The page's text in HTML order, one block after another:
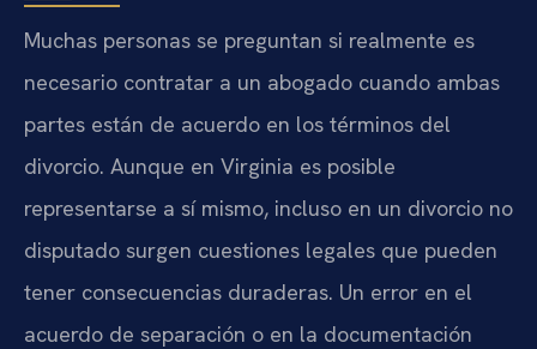
Muchas personas se preguntan si realmente es
necesario contratar a un abogado cuando ambas
partes están de acuerdo en los términos del
divorcio. Aunque en Virginia es posible
representarse a sí mismo, incluso en un divorcio no
disputado surgen cuestiones legales que pueden
tener consecuencias duraderas. Un error en el
acuerdo de separación o en la documentación